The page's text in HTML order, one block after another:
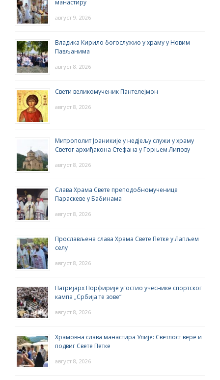
манастиру
август 9, 2026
Владика Кирило богослужио у храму у Новим
Пављанима
август 8, 2026
Свети великомученик Пантелејмон
август 8, 2026
Митрополит Јоаникије у недјељу служи у храму
Светог архиђакона Стефана у Горњем Липову
август 8, 2026
Слава Храма Свете преподобномученице
Параскеве у Бабинама
август 8, 2026
Прослављена слава Храма Свете Петке у Лапљем
селу
август 8, 2026
Патријарх Порфирије угостио учеснике спортског
кампа „Србија те зове“
август 8, 2026
Храмовна слава манастира Улије: Светлост вере и
подвиг Свете Петке
август 8, 2026